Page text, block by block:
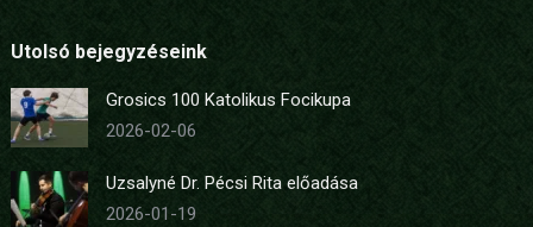
Utolsó bejegyzéseink
Grosics 100 Katolikus Focikupa
2026-02-06
Uzsalyné Dr. Pécsi Rita előadása
2026-01-19